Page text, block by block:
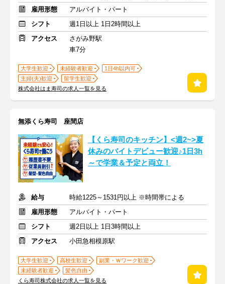
雇用形態
アルバイト・パート
シフト
週1日以上 1日2時間以上
アクセス
さがみ野駅
車7分
大学生歓迎 未経験者歓迎
1日4h以内可
主婦(夫)歓迎
留学生歓迎
株式会社はま寿司の求人一覧を見る
無添くら寿司 座間店
【くら寿司のキッチン】<週2~>夏
休みのバイトデビュー歓迎♪1日3h
～で学業＆予定と両立！
給与
時給1225～1531円以上 ※時間帯による
雇用形態
アルバイト・パート
シフト
週2日以上 1日3時間以上
アクセス
小田急相模原駅
大学生歓迎 高校生歓迎
副業・Ｗワーク歓迎
未経験者歓迎
髪色自由
くら寿司株式会社の求人一覧を見る